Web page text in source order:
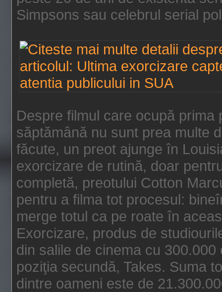
Simpsons sau celebrul serial
Despre filmul care ocupă
săptămână nu sunt prea multe
făcute, un preot ajunge în
exorcizare de rutină, doar
completă, preotului Cotton
pentru a filma tot procesul:
merge totul ca pe roate în
Exorcizare, produs de
din salile de cinema cu
poziţia secundă, Takes. Suma
dintre oameni este de